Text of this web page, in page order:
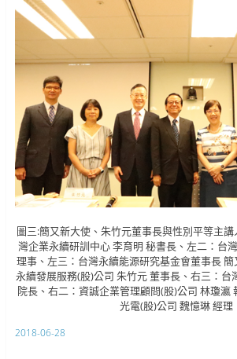
圖三:簡又新大使、朱竹元董事長與性別平等主
灣企業永續研訓中心 李育明 秘書長、左二：台
理事、左三：台灣永續能源研究基金會董事長
永續發展服務(股)公司 朱竹元 董事長、右三：台
院長、右二：資誠企業管理顧問(股)公司 林瓊瀛
光電(股)公司 魏憶琳 經理
2018-06-28